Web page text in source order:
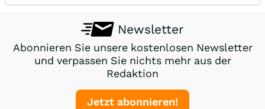
Newsletter
Abonnieren Sie unsere kostenlosen Newsletter
und verpassen Sie nichts mehr aus der
Redaktion
Jetzt abonnieren!